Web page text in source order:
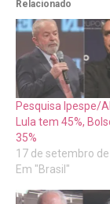
Relacionado
Pesquisa Ipespe/
Lula tem 45%,
35%
17 de setembro
Em "Brasil"